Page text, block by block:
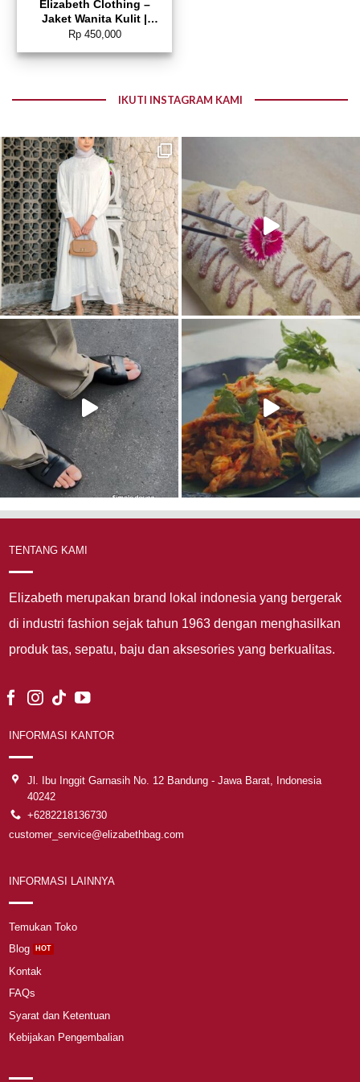
Elizabeth Clothing –
Jaket Wanita Kulit |
Laser Cut Edge 0595-
Rp450,000
IKUTI INSTAGRAM KAMI
TENTANG KAMI
Elizabeth merupakan brand lokal indonesia yang bergerak
di industri fashion sejak tahun 1963 dengan menghasilkan
produk tas, sepatu, baju dan aksesories yang berkualitas.
INFORMASI KANTOR
Jl. Ibu Inggit Garnasih No. 12 Bandung - Jawa Barat, Indonesia
40242
+6282218136730
customer_service@elizabethbag.com
INFORMASI LAINNYA
Temukan Toko
Blog
Kontak
FAQs
Syarat dan Ketentuan
Kebijakan Pengembalian